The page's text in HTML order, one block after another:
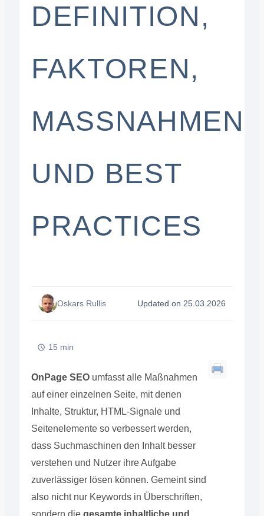
DEFINITION,
FAKTOREN,
MASSNAHMEN U
ND BEST P
RACTICES
Oskars Rullis Updated on 25.03.2026
15 min
OnPage SEOumfasst alle Maßnahmen
auf einer einzelnen Seite, mit denen
Inhalte, Struktur, HTML-Signale und
Seitenelemente so verbessert werden,
dass Suchmaschinen den Inhalt besser
verstehen und Nutzer ihre Aufgabe
zuverlässiger lösen können. Gemeint sind
also nicht nur Keywords in Überschriften,
sondern die gesamte inhaltliche und